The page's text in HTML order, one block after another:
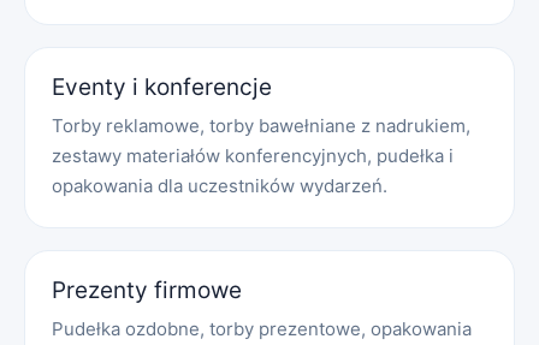
Eventy i konferencje
Torby reklamowe, torby bawełniane z nadrukiem,
zestawy materiałów konferencyjnych, pudełka i
opakowania dla uczestników wydarzeń.
Prezenty firmowe
Pudełka ozdobne, torby prezentowe, opakowania